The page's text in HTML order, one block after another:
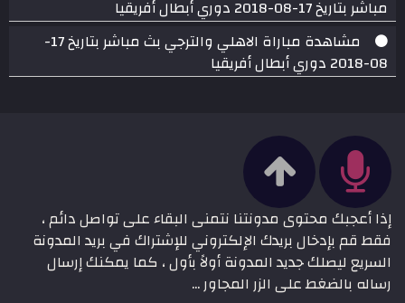
مباشر بتاريخ 17-08-2018 دوري أبطال أفريقيا
مشاهدة مباراة الاهلي والترجي بث مباشر بتاريخ 17-
08-2018 دوري أبطال أفريقيا
إذا أعجبك محتوى مدونتنا نتمنى البقاء على تواصل دائم ،
فقط قم بإدخال بريدك الإلكتروني للإشتراك في بريد المدونة
السريع ليصلك جديد المدونة أولاً بأول ، كما يمكنك إرسال
رساله بالضغط على الزر المجاور ...